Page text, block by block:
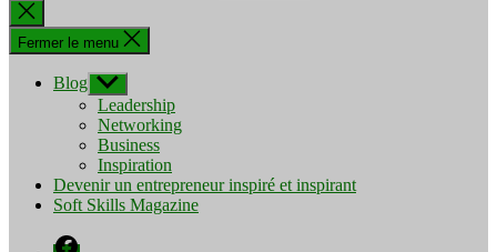
Fermer
la
recherche
Fermer le menu
Blog Afficher
le
sous-
menu
Leadership
Networking
Business
Inspiration
Devenir un entrepreneur inspiré et inspirant
Soft Skills Magazine
Facebook